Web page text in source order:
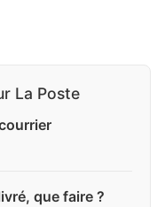
La Poste
que faire ?